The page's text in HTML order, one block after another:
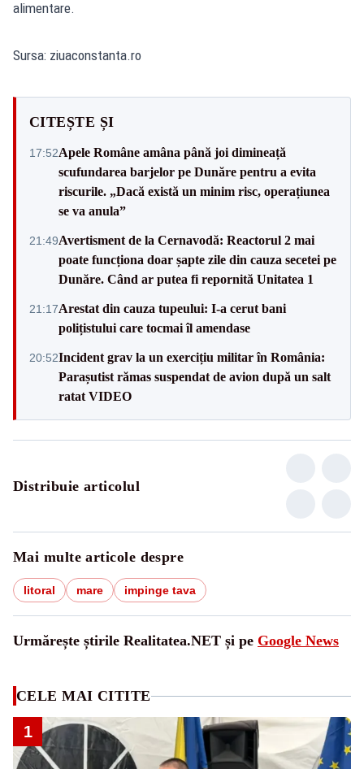
alimentare.
Sursa: ziuaconstanta.ro
CITEȘTE ȘI
17:52Apele Române amâna până joi dimineață
scufundarea barjelor pe Dunăre pentru a evita
riscurile. „Dacă există un minim risc, operațiunea
se va anula”
21:49Avertisment de la Cernavodă: Reactorul 2 mai
poate funcționa doar șapte zile din cauza secetei pe
Dunăre. Când ar putea fi repornită Unitatea 1
21:17Arestat din cauza tupeului: I-a cerut bani
polițistului care tocmai îl amendase
20:52Incident grav la un exercițiu militar în România:
Parașutist rămas suspendat de avion după un salt
ratat VIDEO
Distribuie articolul
Mai multe articole despre
litoral mare impinge tava
Urmărește știrile Realitatea.NET și pe Google News
CELE MAI CITITE
1